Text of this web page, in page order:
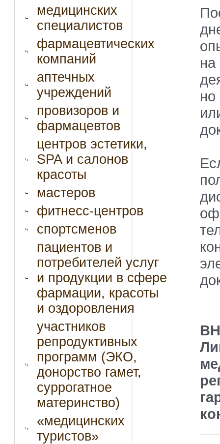
медицинских
специалистов
фармацевтических
компаний
аптечных
учреждений
провизоров и
фармацевтов
центров эстетики,
SPA и салонов
красоты
мастеров
фитнесс-центров
спортсменов
пациентов и
потребителей услуг
и продукции в сфере
фармации, красоты
и оздоровления
участников
репродуктивных
программ (ЭКО,
донорство гамет,
суррогатное
материнство)
«медицинских
туристов»